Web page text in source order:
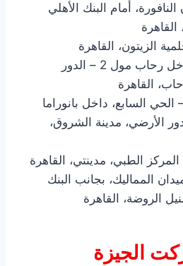
ميدان النافورة، أمام البنك الأهلي
المرحلة الثالثة، داخل رحاب مول 2 – الدور
القاهرة
السابع، داخل بانوراما
الأرضي، مدينة الشروق،
ميدان المماليك، بجانب البنك
الروضة، القاهرة
الجيزة